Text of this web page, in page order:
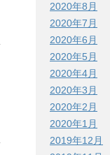
2020年8月
2020年7月
2020年6月
2020年5月
2020年4月
2020年3月
2020年2月
2020年1月
2019年12月